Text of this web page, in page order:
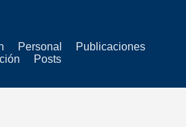
Personal
Publicaciones
Posts